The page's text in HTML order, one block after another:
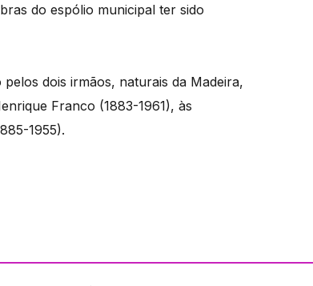
do espólio municipal ter sido
dois irmãos, naturais da Madeira,
Franco (1883-1961), às
1955).